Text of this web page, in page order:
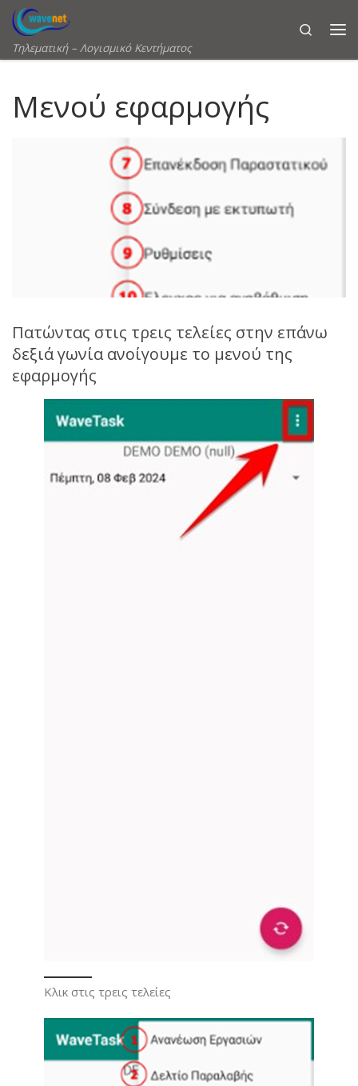
Skip to content
Τηλεματική – Λογισμικό Κεντήματος
Search
Μενού εφαρμογής
Πατώντας στις τρεις τελείες στην επάνω
δεξιά γωνία ανοίγουμε το μενού της
εφαρμογής
Κλικ στις τρεις τελείες